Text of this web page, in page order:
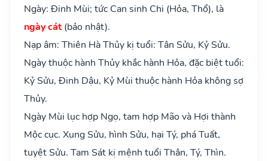
Ngày: Đinh Mùi; tức Can sinh Chi (Hỏa, Thổ), là
ngày cát(bảo nhật).
Nạp âm: Thiên Hà Thủy kị tuổi: Tân Sửu, Kỷ Sửu.
Ngày thuộc hành Thủy khắc hành Hỏa, đặc biệt tuổi:
Kỷ Sửu, Đinh Dậu, Kỷ Mùi thuộc hành Hỏa không sợ
Thủy.
Ngày Mùi lục hợp Ngọ, tam hợp Mão và Hợi thành
Mộc cục. Xung Sửu, hình Sửu, hại Tý, phá Tuất,
tuyệt Sửu. Tam Sát kị mệnh tuổi Thân, Tý, Thìn.